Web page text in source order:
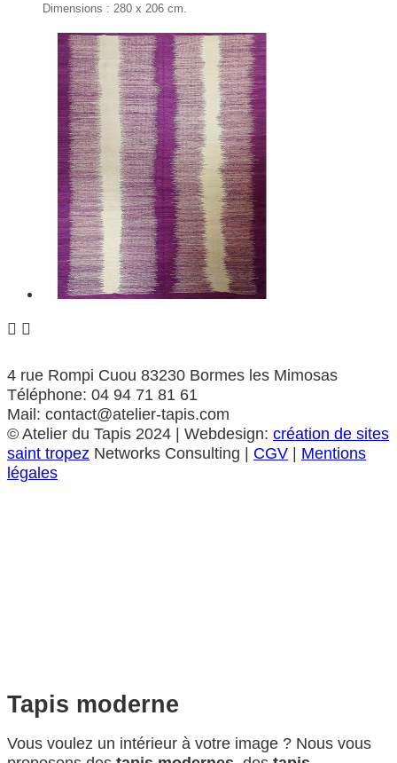
Dimensions : 280 x 206 cm.
 
4 rue Rompi Cuou 83230 Bormes les Mimosas
Téléphone: 04 94 71 81 61
Mail: contact@atelier-tapis.com
© Atelier du Tapis 2024 | Webdesign: création de sites
saint tropez Networks Consulting | CGV
Mentions
légales
Tapis moderne
Vous voulez un intérieur à votre image ? Nous vous